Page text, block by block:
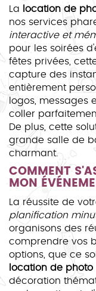
La location de
nos services
interactive et
pour les soirées
fêtes privées,
capture des
entièrement
logos, messages
coller
De plus, cette
grande salle de
charmant.
COMMENT
MON
La réussite de
planification
organisons des
comprendre vos
options, que ce
location de
décoration